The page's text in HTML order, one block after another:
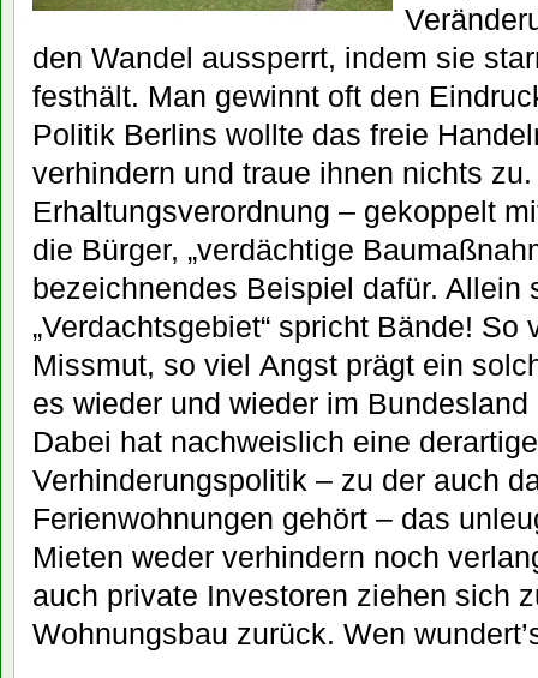
den Wandel aussperrt, indem sie
festhält. Man gewinnt oft den
Politik Berlins wollte das freie
verhindern und traue ihnen nichts
Erhaltungsverordnung – gekoppelt
die Bürger, „verdächtige
bezeichnendes Beispiel dafür. Allein
„Verdachtsgebiet“ spricht Bände!
Missmut, so viel Angst prägt ein
es wieder und wieder im
Dabei hat nachweislich eine
Verhinderungspolitik – zu der auch
Ferienwohnungen gehört – das
Mieten weder verhindern noch
auch private Investoren ziehen sich
Wohnungsbau zurück. Wen